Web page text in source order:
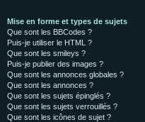
Mise en forme et types de sujets
Que sont les BBCodes ?
Puis-je utiliser le HTML ?
Que sont les smileys ?
Puis-je publier des images ?
Que sont les annonces globales ?
Que sont les annonces ?
Que sont les sujets épinglés ?
Que sont les sujets verrouillés ?
Que sont les icônes de sujet ?